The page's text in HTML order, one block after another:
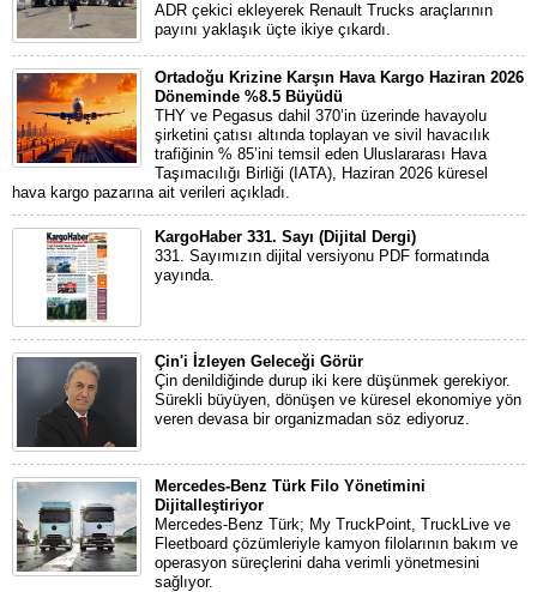
ADR çekici ekleyerek Renault Trucks araçlarının
payını yaklaşık üçte ikiye çıkardı.
Ortadoğu Krizine Karşın Hava Kargo Haziran 2026
Döneminde %8.5 Büyüdü
THY ve Pegasus dahil 370’in üzerinde havayolu
şirketini çatısı altında toplayan ve sivil havacılık
trafiğinin % 85’ini temsil eden Uluslararası Hava
Taşımacılığı Birliği (IATA), Haziran 2026 küresel
hava kargo pazarına ait verileri açıkladı.
KargoHaber 331. Sayı (Dijital Dergi)
331. Sayımızın dijital versiyonu PDF formatında
yayında.
Çin'i İzleyen Geleceği Görür
Çin denildiğinde durup iki kere düşünmek gerekiyor.
Sürekli büyüyen, dönüşen ve küresel ekonomiye yön
veren devasa bir organizmadan söz ediyoruz.
Mercedes-Benz Türk Filo Yönetimini
Dijitalleştiriyor
Mercedes-Benz Türk; My TruckPoint, TruckLive ve
Fleetboard çözümleriyle kamyon filolarının bakım ve
operasyon süreçlerini daha verimli yönetmesini
sağlıyor.